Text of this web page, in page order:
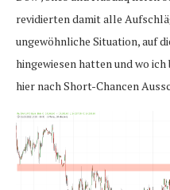
revidierten damit alle
ungewöhnliche Situation, auf
hingewiesen hatten und wo
hier nach Short-Chancen